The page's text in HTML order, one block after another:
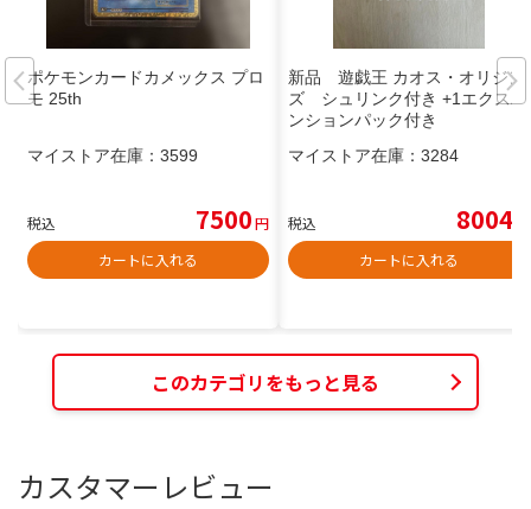
ポケモンカードカメックス プロ
モ 25th
マイストア在庫： 3599
税込 7500円
カートに入れる
新品 遊戯王 カオス・オリジン
ズ シュリンク付き +1エクスパ
ンションパック付き
マイストア在庫： 3284
税込 8004
カートに入れる
このカテゴリをもっと見る
カスタマーレビュー